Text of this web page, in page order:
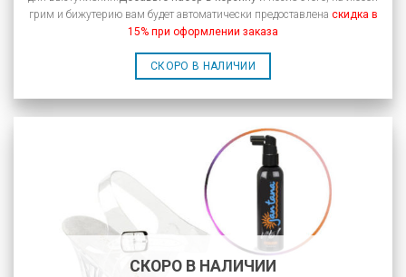
грим и бижутерию вам будет автоматически предоставлена скидка в
15% при оформлении заказа
СКОРО В НАЛИЧИИ
СКОРО В НАЛИЧИИ